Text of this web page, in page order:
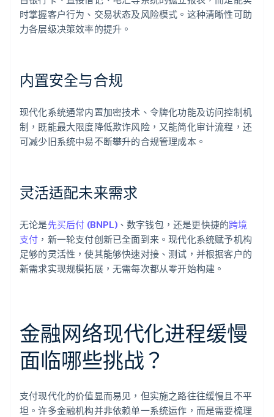
时掌握客户行为、交易状态及风险模式。这种清晰性可助
力各层级决策效率的提升。
内置安全与合规
现代化系统通常内置加密技术、令牌化功能及访问控制机
制，既能最大限度降低欺诈风险，又能简化审计流程，还
可减少旧系统中易不断攀升的合规管理成本。
灵活适配未来需求
无论是先买后付 (BNPL)、数字钱包，还是更快捷的跨境
支付 ，新一轮支付创新已全面到来。现代化系统赋予机构
足够的灵活性，使其能够快速对接、测试，并根据客户的
新需求实现规模拓展，无需每次都从零开始构建。
金融网络现代化进程缓慢
面临哪些挑战？
支付现代化的价值显而易见，但实施之路往往缓慢且不平
坦。许多金融机构并非依赖单一系统运作，而是需要梳理